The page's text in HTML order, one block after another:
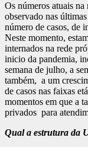
Os números atuais
observado nas
número de casos, de
Neste momento,
internados na rede
inicio da pandemia,
semana de julho, a
também, a um
de casos nas faixas
momentos em que a
privados para
Qual a estrutura da